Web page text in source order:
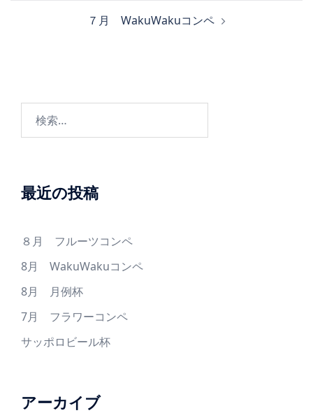
ョ
７月 WakuWakuコンペ
最近の投稿
８月 フルーツコンペ
8月 WakuWakuコンペ
8月 月例杯
7月 フラワーコンペ
サッポロビール杯
アーカイブ